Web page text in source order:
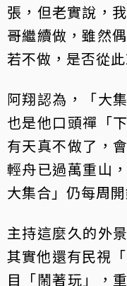
張，但老實說，
哥繼續做，雖然
若不做，是否從
阿翔認為，「大
也是他口頭禪「
有天真不做了，
輕舟已過萬重山
大集合」仍每周開
主持這麼久的外
其實他還有民視
目「鬧著玩」，